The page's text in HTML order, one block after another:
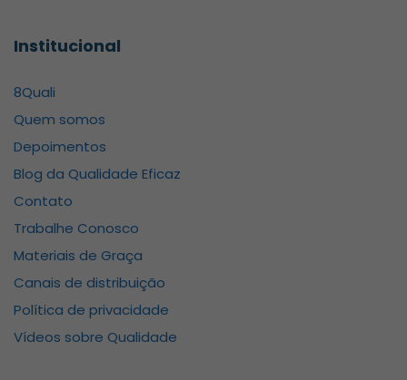
Institucional
8Quali
Quem somos
Depoimentos
Blog da Qualidade Eficaz
Contato
Trabalhe Conosco
Materiais de Graça
Canais de distribuição
Política de privacidade
Vídeos sobre Qualidade